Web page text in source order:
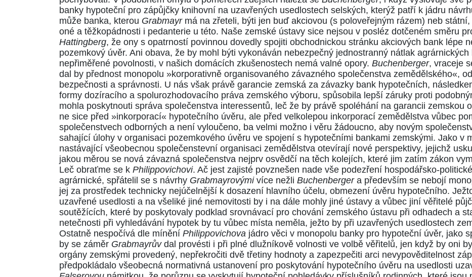
banky hypoteční pro zápůjčky knihovní na uzavřených usedlostech selských, kterýž patří k jádru
může banka, kterou Grabmayrmá na zřeteli, býti jen buď akciovou (s poloveřejným rázem) neb
oné a těžkopádnosti i pedanterie u této. Naše zemské ústavy sice nejsou v posléz dotčeném směru
Hattingberg, že ony s opatrností povinnou dovedly spojiti obchodnickou stránku akciových bank lépe
pozemkový úvěr. Ani obava, že by mohl býti vykonáván nebezpečný jednostranný nátlak
nepřiměřené povolnosti, v našich domácích zkušenostech nemá valné opory. Buchenberger, vraceje
dal by přednost monopolu »korporativně organisovaného závazného společenstva zemědělského«,
bezpečnosti a správnosti. U nás však právě garancie zemská za závazky bank hypotečních,
formy dozíracího a spolurozhodovacího práva zemského výboru, spůsobila lepší záruky proti
mohla poskytnouti správa společenstva interessentů, leč že by právě spoléhání na garancii zemskou
ne sice před »inkorporací« hypotečního úvěru, ale před velkolepou inkorporací zemědělstva vůbec
společenstvech odborných a není vyloučeno, ba velmi možno i věru žádoucno, aby novým
sahající úlohy v organisaci pozemkového úvěru ve spojení s hypotečními bankami zemskými. Jako v
nastávající všeobecnou společenstevní organisaci zemědělstva otevírají nové perspektivy, jejichž
jakou měrou se nová závazná společenstva nejprv osvědčí na těch kolejích, které jim zatím zákon
Leč obraťme se k Philippovichovi. Ač jest zajisté povznešen nade vše podezření hospodářsko-
agrárnické, spřátelil se s návrhy Grabmayrovýmivíce nežli Buchenbergera především se nebojí
jej za prostředek technicky nejúčelnější k dosazení hlavního účelu, obmezení úvěru hypotečního.
uzavřené usedlosti a na všeliké jiné nemovitosti by i na dále mohly jiné ústavy a vůbec jiní věřitelé
soutěžících, které by poskytovaly podklad srovnávací pro chování zemského ústavu při odhadech a
netečnosti při vyhledávání hypotek by tu vůbec místa neměla, ježto by při uzavřených usedlostech
Ostatně nespočívá dle mínění Philippovichova jádro věci v monopolu banky pro hypoteční úvěr, jako
by se záměr Grabmayrůvdal provésti i při plné dlužníkově volnosti ve volbě věřitelů, jen když by oni
orgány zemskými provedený, nepřekročiti dvě třetiny hodnoty a zapezpečiti arci nevypověditelnost
předpokládalo všeobecná normativná ustanovení pro poskytování hypotečního úvěru na usedlosti